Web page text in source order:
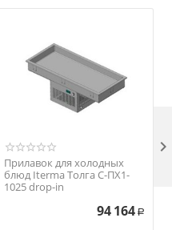
Прилавок для холодных
блюд Iterma Толга С-ПХ1-
1025 drop-in
94 164 Р
